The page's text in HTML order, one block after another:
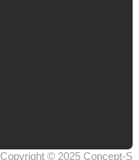
Copyright © 2025 Concept-S